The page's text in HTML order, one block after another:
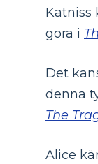
Katniss
göra i
Det
denna
The
Alice